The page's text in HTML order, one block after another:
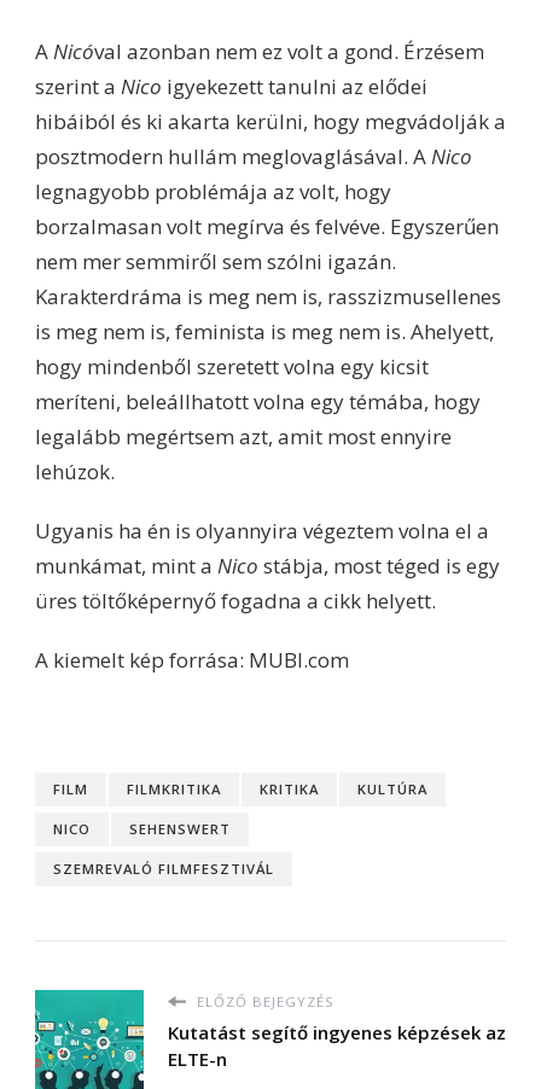
ANicóval azonban nem ez volt a gond. Érzésem
szerint a Nico igyekezett tanulni az elődei
hibáiból és ki akarta kerülni, hogy megvádolják a
posztmodern hullám meglovaglásával. ANico
legnagyobb problémája az volt, hogy
borzalmasan volt megírva és felvéve. Egyszerűen
nem mer semmiről sem szólni igazán.
Karakterdráma is meg nem is, rasszizmusellenes
is meg nem is, feminista is meg nem is. Ahelyett,
hogy mindenből szeretett volna egy kicsit
meríteni, beleállhatott volna egy témába, hogy
legalább megértsem azt, amit most ennyire
lehúzok.
Ugyanis ha én is olyannyira végeztem volna el a
munkámat, mint a Nico stábja, most téged is egy
üres töltőképernyő fogadna a cikk helyett.
A kiemelt kép forrása: MUBI.com
FILM FILMKRITIKA KRITIKA KULTÚRA
NICO SEHENSWERT
SZEMREVALÓ FILMFESZTIVÁL
ELŐZŐ BEJEGYZÉS
Kutatást segítő ingyenes képzések az
ELTE-n